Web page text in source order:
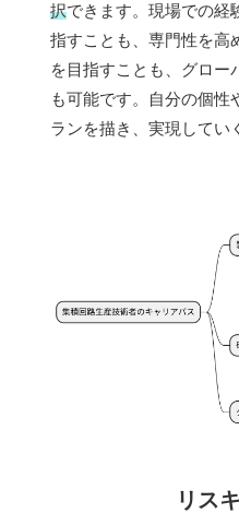
択できます。現場での経
指すことも、専門性を高
を目指すことも、グロー
も可能です。自分の個
ランを描き、実現してい
リス